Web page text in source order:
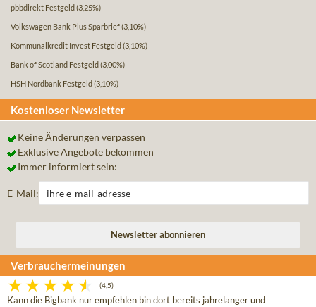
pbbdirekt Festgeld (3,25%)
Volkswagen Bank Plus Sparbrief(3,10%)
Kommunalkredit Invest Festgeld (3,10%)
Bank of Scotland Festgeld (3,00%)
HSH Nordbank Festgeld (3,10%)
Kostenloser Newsletter
Keine Änderungen verpassen
Exklusive Angebote bekommen
Immer informiert sein:
E-Mail:
Verbrauchermeinungen
(4,5)
Kann die Bigbank nur empfehlen bin dort bereits jahrelanger und